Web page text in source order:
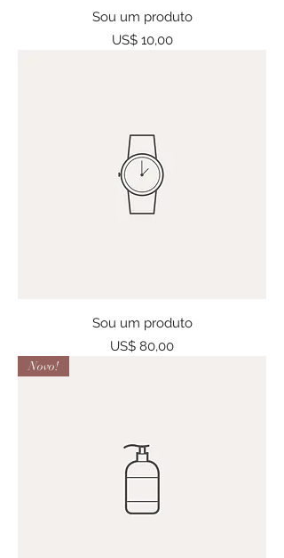
Sou um produto
Preço
US$ 10,00
Sou um produto
Preço
US$ 80,00
Novo!